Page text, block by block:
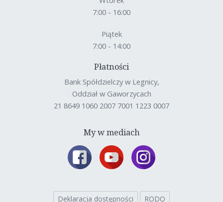
7:00 - 16:00
Piątek
7:00 - 14:00
Płatności
Bank Spółdzielczy w Legnicy,
Oddział w Gaworzycach
21 8649 1060 2007 7001 1223 0007
My w mediach
Deklaracja dostępności RODO